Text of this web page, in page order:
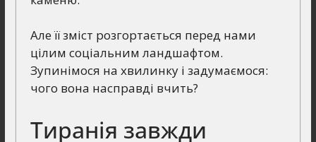
Але її зміст розгортається перед нами
цілим соціальним ландшафтом.
Зупинімося на хвилинку і задумаємося:
чого вона насправді вчить?
Тиранія завжди